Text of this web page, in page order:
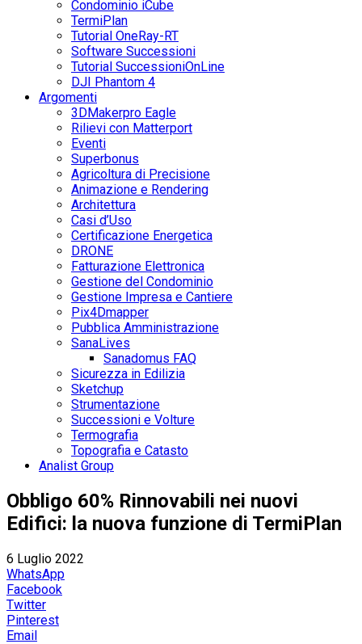
Condominio iCube
TermiPlan
Tutorial OneRay-RT
Software Successioni
Tutorial SuccessioniOnLine
DJI Phantom 4
Argomenti
3DMakerpro Eagle
Rilievi con Matterport
Eventi
Superbonus
Agricoltura di Precisione
Animazione e Rendering
Architettura
Casi d’Uso
Certificazione Energetica
DRONE
Fatturazione Elettronica
Gestione del Condominio
Gestione Impresa e Cantiere
Pix4Dmapper
Pubblica Amministrazione
SanaLives
Sanadomus FAQ
Sicurezza in Edilizia
Sketchup
Strumentazione
Successioni e Volture
Termografia
Topografia e Catasto
Analist Group
Obbligo 60% Rinnovabili nei nuovi
Edifici: la nuova funzione di TermiPlan
6 Luglio 2022
WhatsApp
Facebook
Twitter
Pinterest
Email